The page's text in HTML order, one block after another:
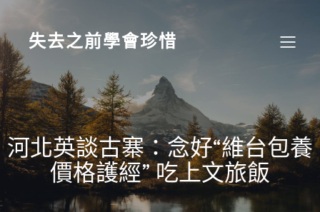
content
失去之前學會珍惜
河北英談古寨：念好“維台包養
價格護經” 吃上文旅飯